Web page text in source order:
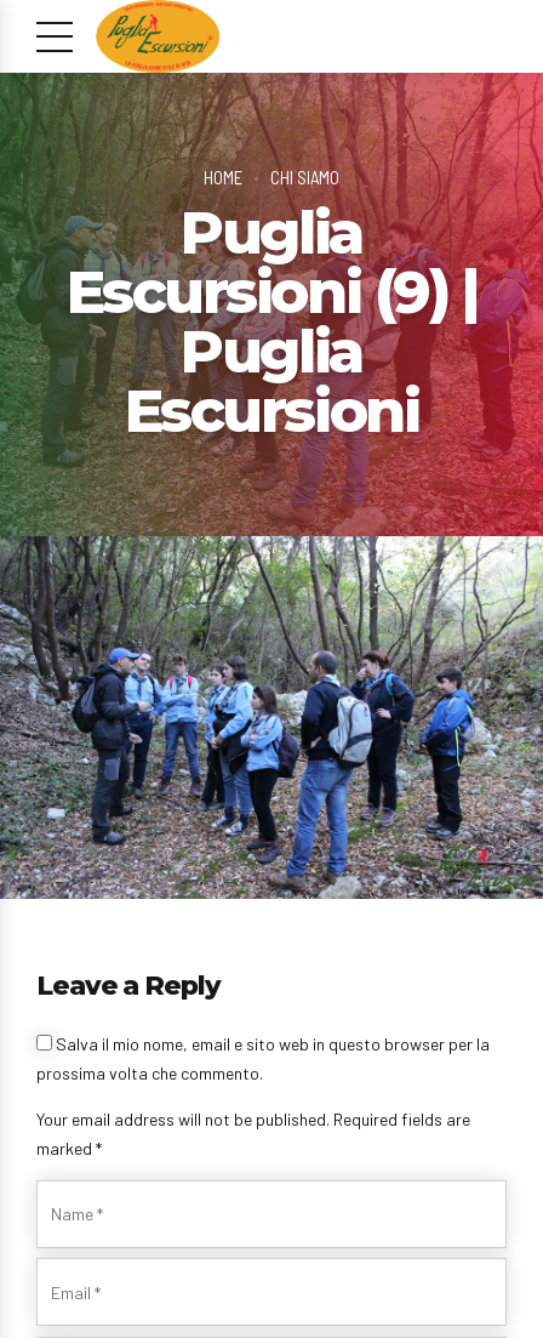
HOME CHI SIAMO
Puglia
Escursioni (9) |
Puglia
Escursioni
Leave a Reply
Your email address will not be published. Required fields are
marked *
Salva il mio nome, email e sito web in questo browser per la
prossima volta che commento.